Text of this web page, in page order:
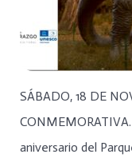
SÁBADO, 18 DE
aniversario del